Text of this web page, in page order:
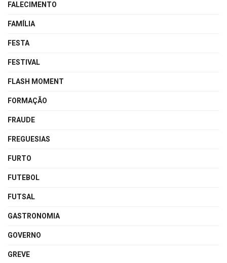
FALECIMENTO
FAMÍLIA
FESTA
FESTIVAL
FLASH MOMENT
FORMAÇÃO
FRAUDE
FREGUESIAS
FURTO
FUTEBOL
FUTSAL
GASTRONOMIA
GOVERNO
GREVE